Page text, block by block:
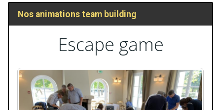
Nos animations team building
Escape game